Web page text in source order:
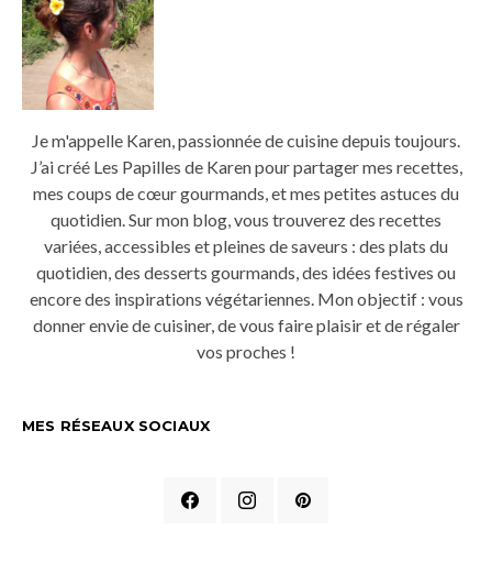
Je m'appelle Karen, passionnée de cuisine depuis toujours.
J’ai créé Les Papilles de Karen pour partager mes recettes,
mes coups de cœur gourmands, et mes petites astuces du
quotidien. Sur mon blog, vous trouverez des recettes
variées, accessibles et pleines de saveurs : des plats du
quotidien, des desserts gourmands, des idées festives ou
encore des inspirations végétariennes. Mon objectif : vous
donner envie de cuisiner, de vous faire plaisir et de régaler
vos proches !
MES RÉSEAUX SOCIAUX